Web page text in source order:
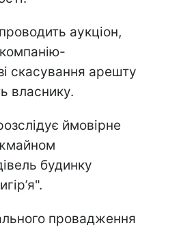
аукціон,
скасування арешту
власнику.
ймовірне
будинку
провадження